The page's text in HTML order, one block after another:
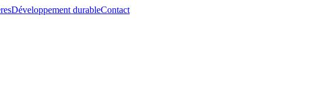
Développement durableContact